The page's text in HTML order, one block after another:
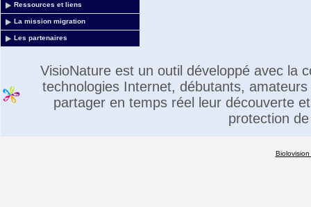
Ressources et liens
La mission migration
Les partenaires
VisioNature est un outil développé avec la
technologies Internet, débutants,
partager en temps réel leur découverte
protection
Biolovision